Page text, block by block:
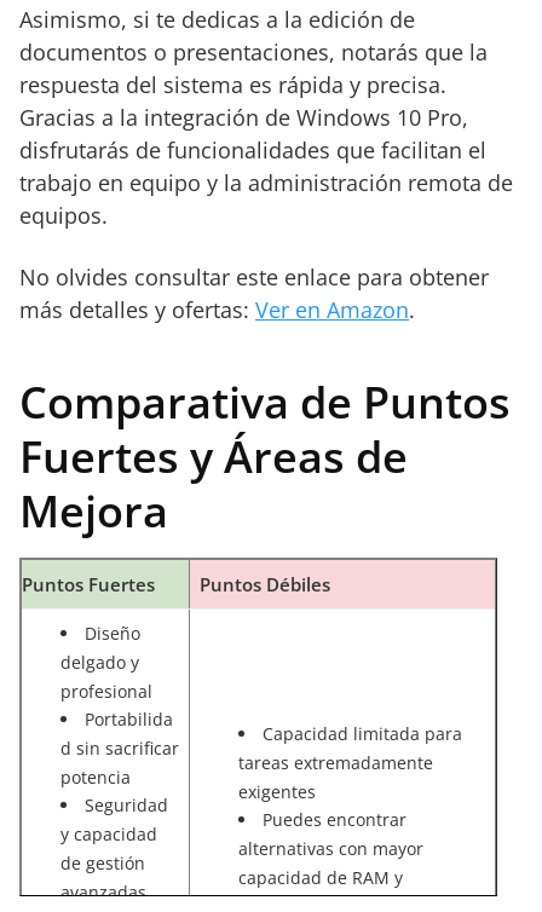
Asimismo, si te dedicas a la edición de
documentos o presentaciones, notarás que la
respuesta del sistema es rápida y precisa.
Gracias a la integración de Windows 10 Pro,
disfrutarás de funcionalidades que facilitan el
trabajo en equipo y la administración remota de
equipos.
No olvides consultar este enlace para obtener
más detalles y ofertas: Ver en Amazon.
Comparativa de Puntos
Fuertes y Áreas de
Mejora
Puntos Fuertes Puntos Débiles
Diseño
delgado y
profesional
Portabilida
d sin sacrificar
potencia
Seguridad
y capacidad
de gestión
avanzadas
Capacidad limitada para
tareas extremadamente
exigentes
Puedes encontrar
alternativas con mayor
capacidad de RAM y